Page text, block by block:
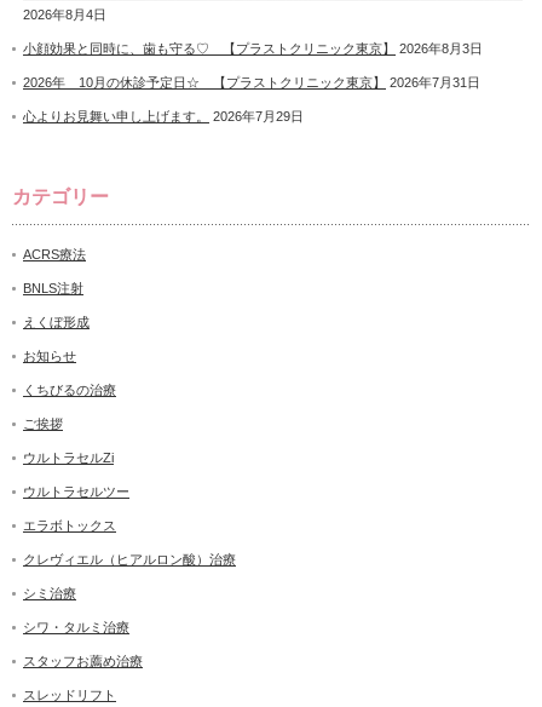
2026年8月4日
小顔効果と同時に、歯も守る♡ 【プラストクリニック東京】 2026年8月3日
2026年 10月の休診予定日☆ 【プラストクリニック東京】 2026年7月31日
心よりお見舞い申し上げます。 2026年7月29日
カテゴリー
ACRS療法
BNLS注射
えくぼ形成
お知らせ
くちびるの治療
ご挨拶
ウルトラセルZi
ウルトラセルツー
エラボトックス
クレヴィエル（ヒアルロン酸）治療
シミ治療
シワ・タルミ治療
スタッフお薦め治療
スレッドリフト